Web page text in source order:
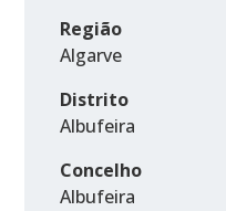
Região
Algarve
Distrito
Albufeira
Concelho
Albufeira